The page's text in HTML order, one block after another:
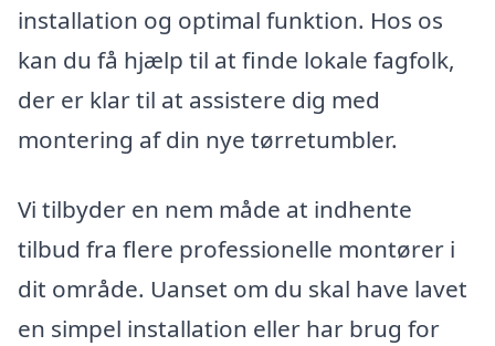
installation og optimal funktion. Hos os
kan du få hjælp til at finde lokale fagfolk,
der er klar til at assistere dig med
montering af din nye tørretumbler.
Vi tilbyder en nem måde at indhente
tilbud fra flere professionelle montører i
dit område. Uanset om du skal have lavet
en simpel installation eller har brug for